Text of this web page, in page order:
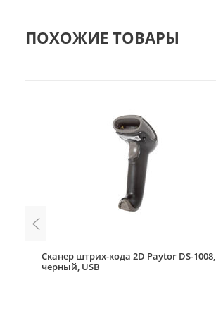
ПОХОЖИЕ ТОВАРЫ
Сканер штрих-кода 2D Paytor DS-1008,
черный, USB